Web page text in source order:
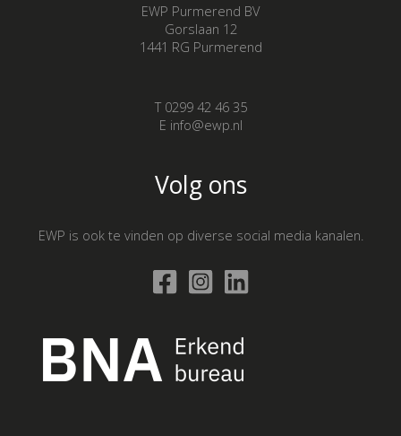
EWP Purmerend BV
Gorslaan 12
1441 RG Purmerend
T 0299 42 46 35
E info@ewp.nl
Volg ons
EWP is ook te vinden op diverse social media kanalen.